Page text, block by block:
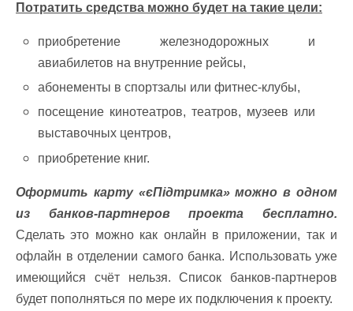
Потратить средства можно будет на такие цели:
приобретение железнодорожных и
авиабилетов на внутренние рейсы,
абонементы в спортзалы или фитнес-клубы,
посещение кинотеатров, театров, музеев или
выставочных центров,
приобретение книг.
Оформить карту «єПідтримка» можно в одном
из банков-партнеров проекта бесплатно.
Сделать это можно как онлайн в приложении, так и
офлайн в отделении самого банка. Использовать уже
имеющийся счёт нельзя. Список банков-партнеров
будет пополняться по мере их подключения к проекту.